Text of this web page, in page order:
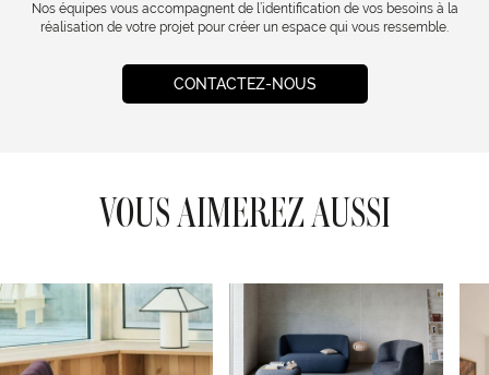
Nos équipes vous accompagnent de l’identification de vos besoins à la
réalisation de votre projet pour créer un espace qui vous ressemble.
CONTACTEZ-NOUS
VOUS AIMEREZ AUSSI